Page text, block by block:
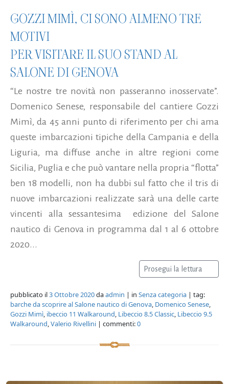
GOZZI MIMÌ, CI SONO ALMENO TRE
MOTIVI
PER VISITARE IL SUO STAND AL
SALONE DI GENOVA
“Le nostre tre novità non passeranno inosservate”.
Domenico Senese, responsabile del cantiere Gozzi
Mimì, da 45 anni punto di riferimento per chi ama
queste imbarcazioni tipiche della Campania e della
Liguria, ma diffuse anche in altre regioni come
Sicilia, Puglia e che può vantare nella propria “flotta”
ben 18 modelli, non ha dubbi sul fatto che il tris di
nuove imbarcazioni realizzate sarà una delle carte
vincenti alla sessantesima edizione del Salone
nautico di Genova in programma dal 1 al 6 ottobre
2020...
Prosegui la lettura
pubblicato il3 Ottobre 2020daadmin | in Senza categoria | tag:
barche da scoprire al Salone nautico di Genova, Domenico Senese,
Gozzi Mimì, ibeccio 11 Walkaround, Libeccio 8.5 Classic, Libeccio 9.5
Walkaround,Valerio Rivellini | commenti:0